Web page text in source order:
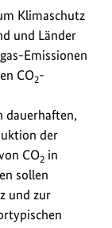
Klimaschutz
und Länder
Emissionen
CO2-
dauerhaften,
der
CO2 in
sollen
und zur